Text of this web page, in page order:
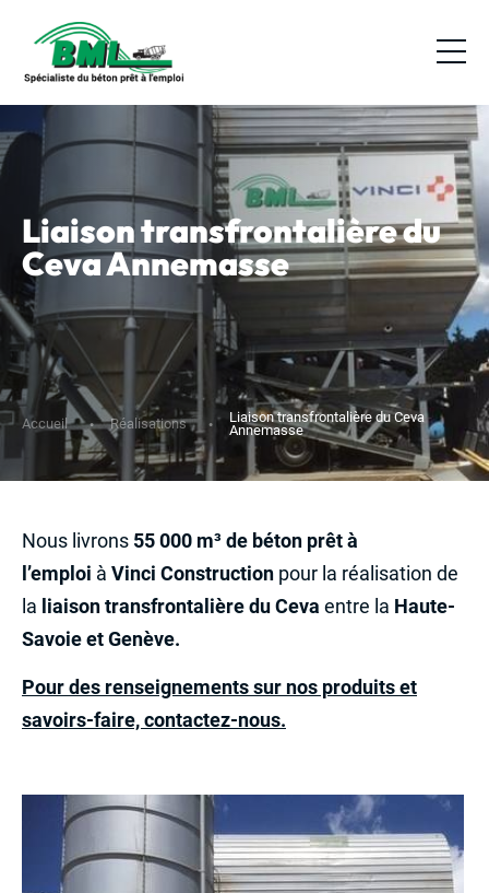
Liaison transfrontalière du
Ceva Annemasse
Accueil Réalisations
Liaison transfrontalière du Ceva
Annemasse
Nous livrons 55 000 m³ de béton prêt à
l’emploi à Vinci Construction pour la réalisation de
la liaison transfrontalière du Ceva entre la Haute-
Savoie et Genève.
Pour des renseignements sur nos produits et
savoirs-faire, contactez-nous.